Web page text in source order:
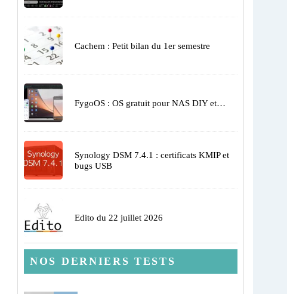
Cachem : Petit bilan du 1er semestre
FygoOS : OS gratuit pour NAS DIY et…
Synology DSM 7.4.1 : certificats KMIP et
bugs USB
Edito du 22 juillet 2026
NOS DERNIERS TESTS